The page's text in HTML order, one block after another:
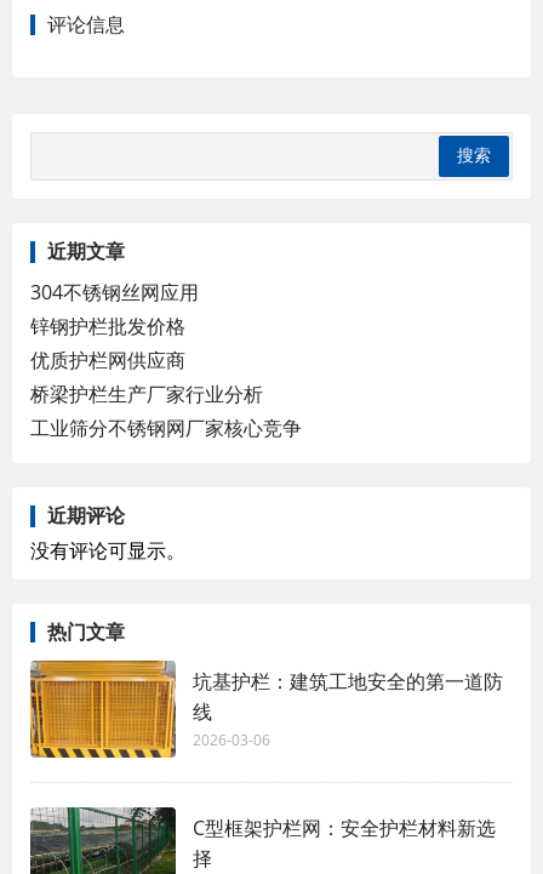
评论信息
近期文章
304不锈钢丝网应用
锌钢护栏批发价格
优质护栏网供应商
桥梁护栏生产厂家行业分析
工业筛分不锈钢网厂家核心竞争
近期评论
没有评论可显示。
热门文章
坑基护栏：建筑工地安全的第一道防
线
2026-03-06
C型框架护栏网：安全护栏材料新选
择